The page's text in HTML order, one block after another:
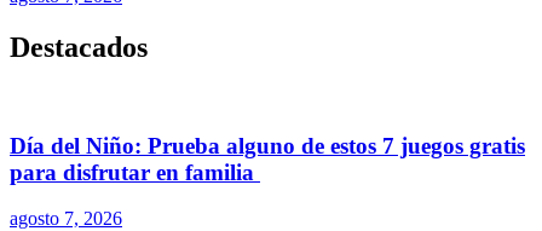
Destacados
Día del Niño: Prueba alguno de estos 7 juegos gratis
para disfrutar en familia
agosto 7, 2026